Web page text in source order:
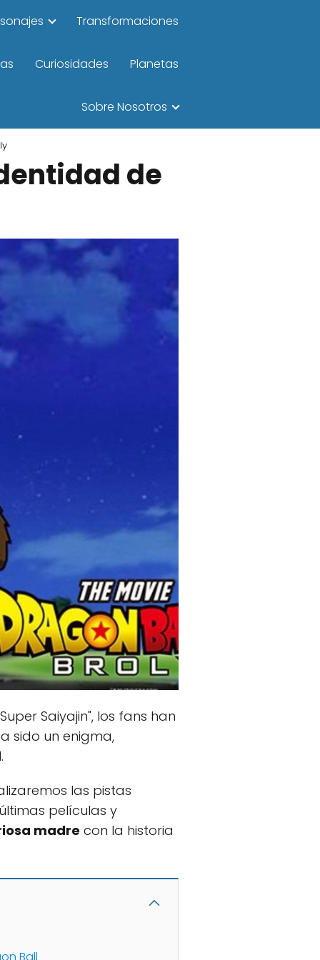
Transformaciones
Curiosidades Planetas
Sobre Nosotros
de
Saiyajin", los fans han
sido un enigma,
las pistas
películas y
madre con la historia